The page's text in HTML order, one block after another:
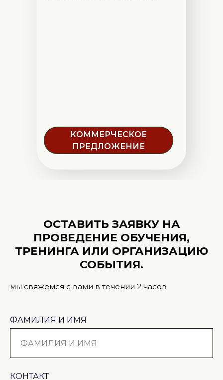
КОММЕРЧЕСКОЕ
ПРЕДЛОЖЕНИЕ
ОСТАВИТЬ ЗАЯВКУ НА
ПРОВЕДЕНИЕ ОБУЧЕНИЯ,
ТРЕНИНГА ИЛИ ОРГАНИЗАЦИЮ
СОБЫТИЯ.
мы свяжемся с вами в течении 2 часов
ФАМИЛИЯ И ИМЯ
КОНТАКТ